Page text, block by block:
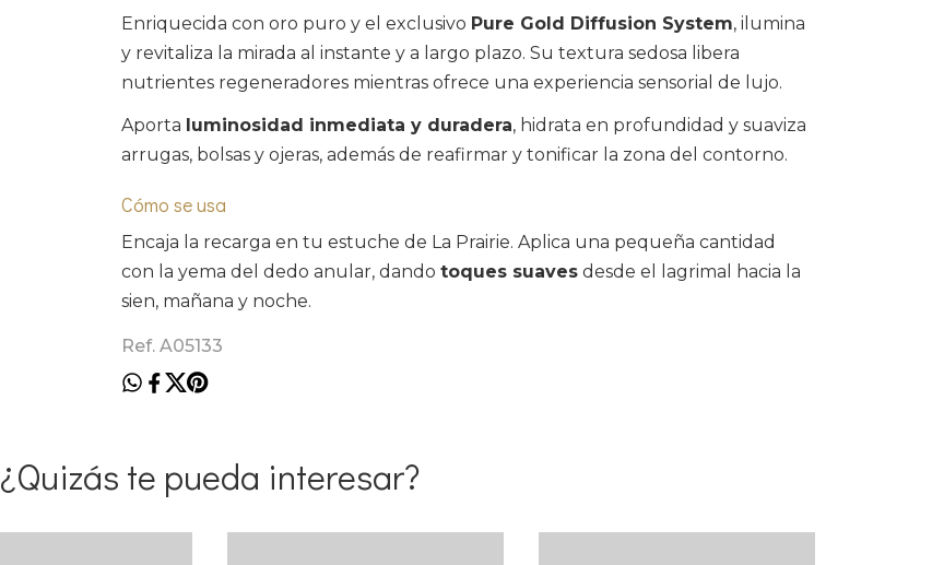
Enriquecida con oro puro y el exclusivo Pure Gold Diffusion System, ilumina
y revitaliza la mirada al instante y a largo plazo. Su textura sedosa libera
nutrientes regeneradores mientras ofrece una experiencia sensorial de lujo.
Aporta luminosidad inmediata y duradera, hidrata en profundidad y suaviza
arrugas, bolsas y ojeras, además de reafirmar y tonificar la zona del contorno.
Cómo se usa
Encaja la recarga en tu estuche de La Prairie. Aplica una pequeña cantidad
con la yema del dedo anular, dando toques suaves desde el lagrimal hacia la
sien, mañana y noche.
Ref. A05133
¿Quizás te pueda interesar?